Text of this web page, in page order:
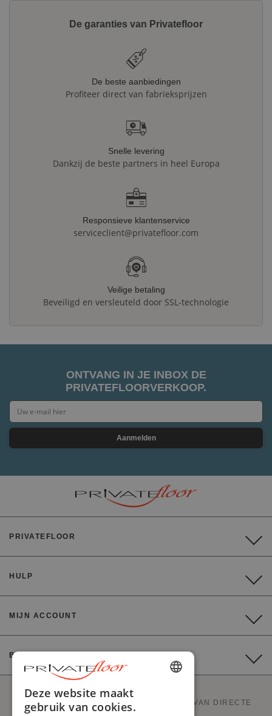
De garanties van Privatefloor
De beste aanbiedingen
Profiteer direct van fabrieksprijzen
Snelle levering
Dankzij de beste partners in heel Europa
Responsieve klantenservice
serviceclient@privatefloor.com
Veilige betaling
Beveiligd en versleuteld door SSL-technologie
ONTVANG IN JE INBOX DE
PRIVATEFLOORVERKOOP.
Aanmelden
PRIVATEFLOOR
HULP
MIJN ACCOUNT
BETALING
PRIVATEFLOOR IS DE EERSTE WEBSITE VAN DIRECTE
Deze website maakt
gebruik van cookies.